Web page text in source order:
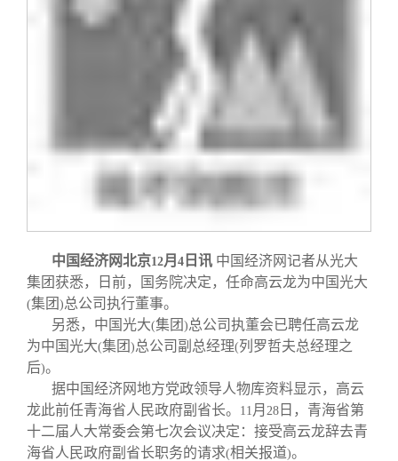
兴趣群体
西南联大校友会
捐赠方法
义工计划
我要订阅
新媒体平台
清华故事
青春风采
校友文苑
校友视界
终身学习
信息化服务
三创大赛
校友总会
总会简介
会长致辞
理事会名单
制度法规
联系我们
关闭
中国经济网北京12月 4 日讯 中国经济网记者从光大
集团获悉，日前，国务院决定，任命高云龙为中国光大
(集团 )总公司执行董事。
另悉，中国光大(集团 )总公司执董会已聘任高云龙
为中国光大(集团 )总公司副总经理(列罗哲夫总经理之
后)。
据中国经济网地方党政领导人物库资料显示，高云
龙此前任青海省人民政府副省长。
11 月 28 日，青海省第
十二届人大常委会第七次会议决定：接受高云龙辞去青
海省人民政府副省长职务的请求(相关报道)。